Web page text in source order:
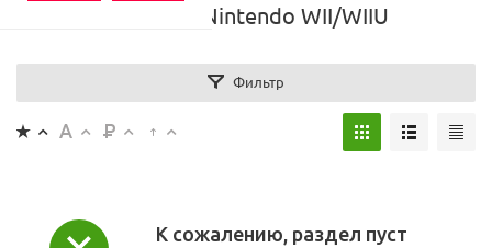
Запчасти Nintendo WII/WIIU
Фильтр
К сожалению, раздел пуст